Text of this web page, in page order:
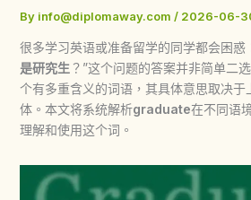
By info@diplomaway.com / 2026-06-
很多学习英语或准备留学的同学都会困惑
是研究生？”这个问题的答案并非简单二
个有多重含义的词语，其具体意思取决于
体。本文将系统解析graduate在不同语
理解和使用这个词。